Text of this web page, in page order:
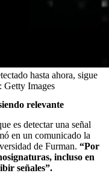
hasta ahora, sigue
Getty Images
relevante
es detectar una señal
en un comunicado la
de Furman. “Por
incluso en
señales”.